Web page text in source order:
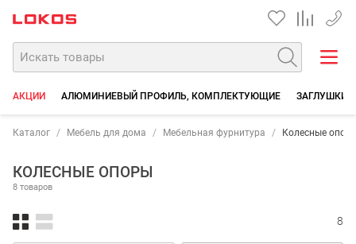
+7
АКЦИИ АЛЮМИНИЕВЫЙ ПРОФИЛЬ, КОМПЛЕКТУЮЩИЕ ЗАГЛУШКИ
Каталог Мебель для дома Мебельная фурнитура Колесные
КОЛЕСНЫЕ ОПОРЫ
8 товаров
8